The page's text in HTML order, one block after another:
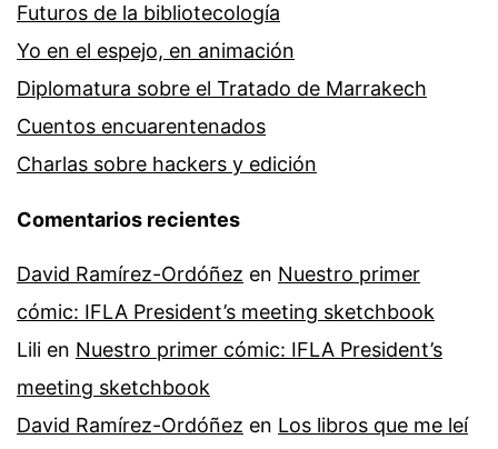
Futuros de la bibliotecología
Yo en el espejo, en animación
Diplomatura sobre el Tratado de Marrakech
Cuentos encuarentenados
Charlas sobre hackers y edición
Comentarios recientes
David Ramírez-Ordóñez en Nuestro primer
cómic: IFLA President’s meeting sketchbook
Lili en Nuestro primer cómic: IFLA President’s
meeting sketchbook
David Ramírez-Ordóñez en Los libros que me leí